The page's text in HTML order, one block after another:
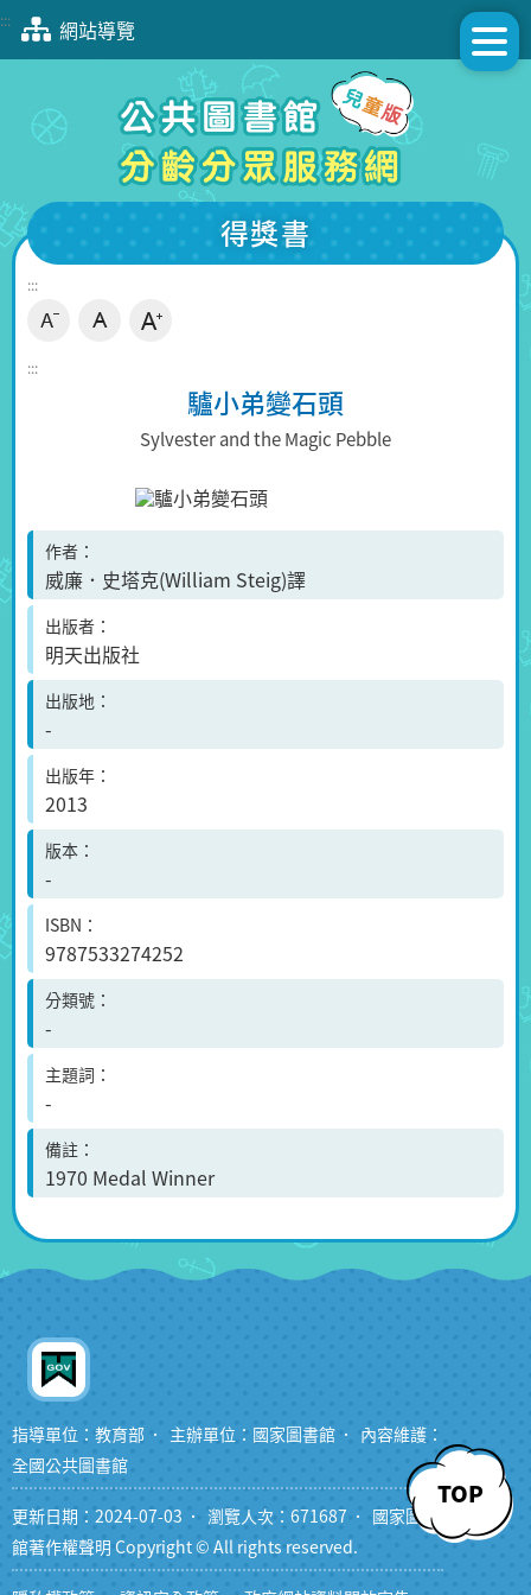
跳
塊
::: 網站導覽
得獎書
:::
:::
驢小弟變石頭
Sylvester and the Magic Pebble
作者
威廉．史塔克(William Steig)譯
出版者
明天出版社
出版地
-
出版年
2013
版本
-
ISBN
9787533274252
分類號
-
主題詞
-
備註
1970 Medal Winner
TOP
指導單位：教育部 主辦單位：國家圖書館
內容維護：
全國公共圖書館
更新日期：2024-07-03 瀏覽人次：671687
國家圖書
館著作權聲明 Copyright © All rights reserved.